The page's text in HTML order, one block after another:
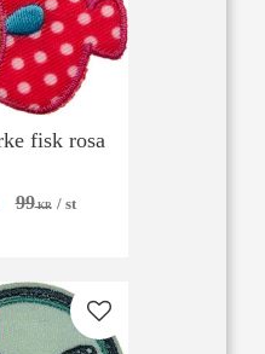
fisk rosa
99KR / st
Lägg till i favoriter